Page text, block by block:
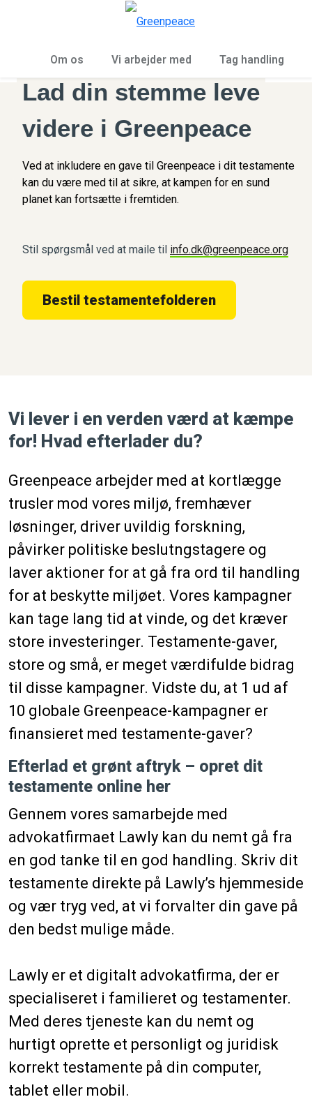
Om os Vi arbejder med Tag handling
Lad din stemme leve
videre i Greenpeace
Ved at inkludere en gave til Greenpeace i dit testamente
kan du være med til at sikre, at kampen for en sund
planet kan fortsætte i fremtiden.
Stil spørgsmål ved at maile til info.dk@greenpeace.org
Bestil testamentefolderen
Vi lever i en verden værd at kæmpe
for! Hvad efterlader du?
Greenpeace arbejder med at kortlægge
trusler mod vores miljø, fremhæver
løsninger, driver uvildig forskning,
påvirker politiske beslutngstagere og
laver aktioner for at gå fra ord til handling
for at beskytte miljøet. Vores kampagner
kan tage lang tid at vinde, og det kræver
store investeringer. Testamente-gaver,
store og små, er meget værdifulde bidrag
til disse kampagner. Vidste du, at 1 ud af
10 globale Greenpeace-kampagner er
finansieret med testamente-gaver?
Efterlad et grønt aftryk – opret dit
testamente online her
Gennem vores samarbejde med
advokatfirmaet Lawly kan du nemt gå fra
en god tanke til en god handling. Skriv dit
testamente direkte på Lawly’s hjemmeside
og vær tryg ved, at vi forvalter din gave på
den bedst mulige måde.
Lawly er et digitalt advokatfirma, der er
specialiseret i familieret og testamenter.
Med deres tjeneste kan du nemt og
hurtigt oprette et personligt og juridisk
korrekt testamente på din computer,
tablet eller mobil.